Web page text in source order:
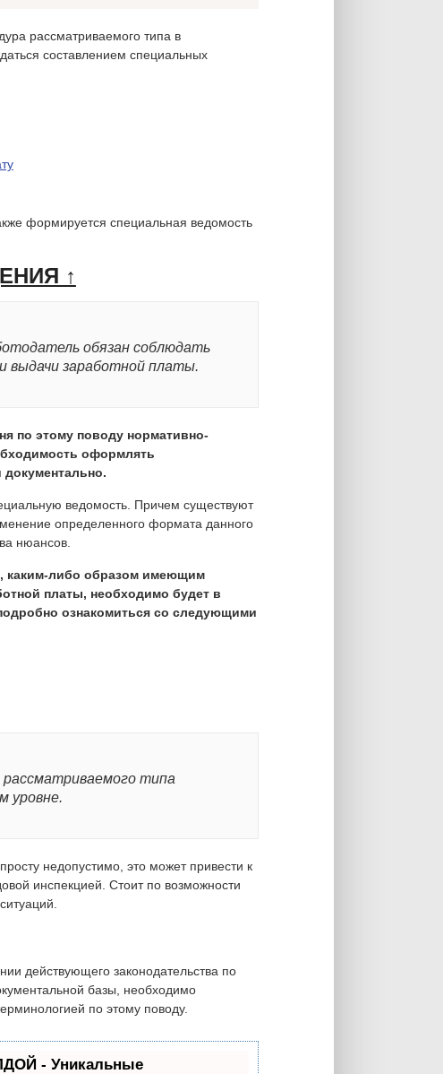
рассматриваемого типа в
составлением специальных
формируется специальная ведомость
↑
обязан соблюдать
выдачи заработной платы.
по этому поводу нормативно-
оформлять
ведомость. Причем существуют
определенного формата данного
нюансов.
каким-либо образом имеющим
платы, необходимо будет в
ознакомиться со следующими
типа
уровне.
недопустимо, это может привести к
инспекцией. Стоит по возможности
действующего законодательства по
базы, необходимо
по этому поводу.
- Уникальные